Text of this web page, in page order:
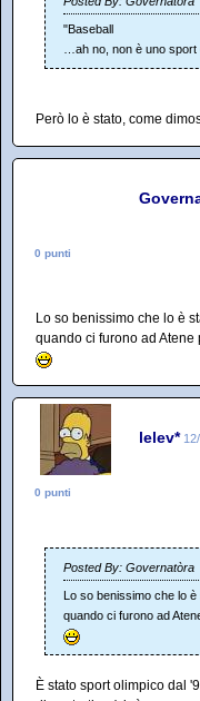
"Baseball
…ah no, non è uno
Però lo è stato, come
0 punti
Lo so benissimo che lo è
quando ci furono ad
lelev*
0 punti
Posted By: Governatòra
Lo so benissimo che lo
quando ci furono ad
È stato sport olimpico dal